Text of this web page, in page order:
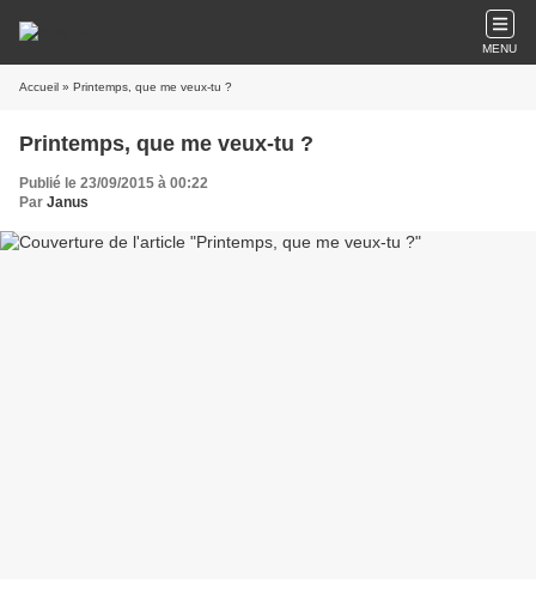
MENU
Accueil » Printemps, que me veux-tu ?
Printemps, que me veux-tu ?
Publié le 23/09/2015 à 00:22
Par Janus